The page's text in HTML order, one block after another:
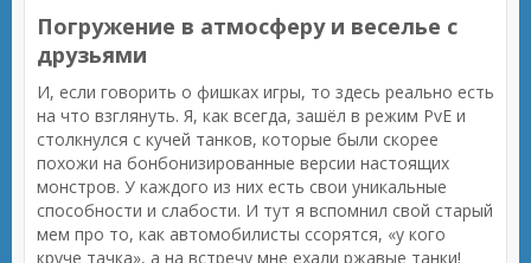
Погружение в атмосферу и веселье с
друзьями
И, если говорить о фишках игры, то здесь реально есть
на что взглянуть. Я, как всегда, зашёл в режим PvE и
столкнулся с кучей танков, которые были скорее
похожи на бонбонизированные версии настоящих
монстров. У каждого из них есть свои уникальные
способности и слабости. И тут я вспомнил свой старый
мем про то, как автомобилисты ссорятся, «у кого
круче тачка», а на встречу мне ехали ржавые танки!